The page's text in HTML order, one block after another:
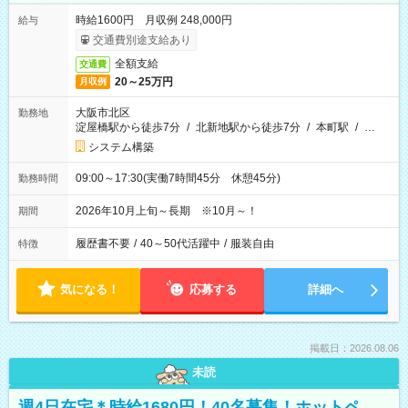
給与
時給1600円 月収例 248,000円
交通費別途支給あり
交通費 全額支給
月収例 20～25万円
勤務地
大阪市北区
淀屋橋駅から徒歩7分 / 北新地駅から徒歩7分 / 本町駅 / …
システム構築
勤務時間 09:00～17:30(実働7時間45分 休憩45分)
期間 2026年10月上旬～長期 ※10月～！
特徴 履歴書不要 / 40～50代活躍中 / 服装自由
気になる！ 応募する 詳細へ
掲載日：2026.08.06
未読